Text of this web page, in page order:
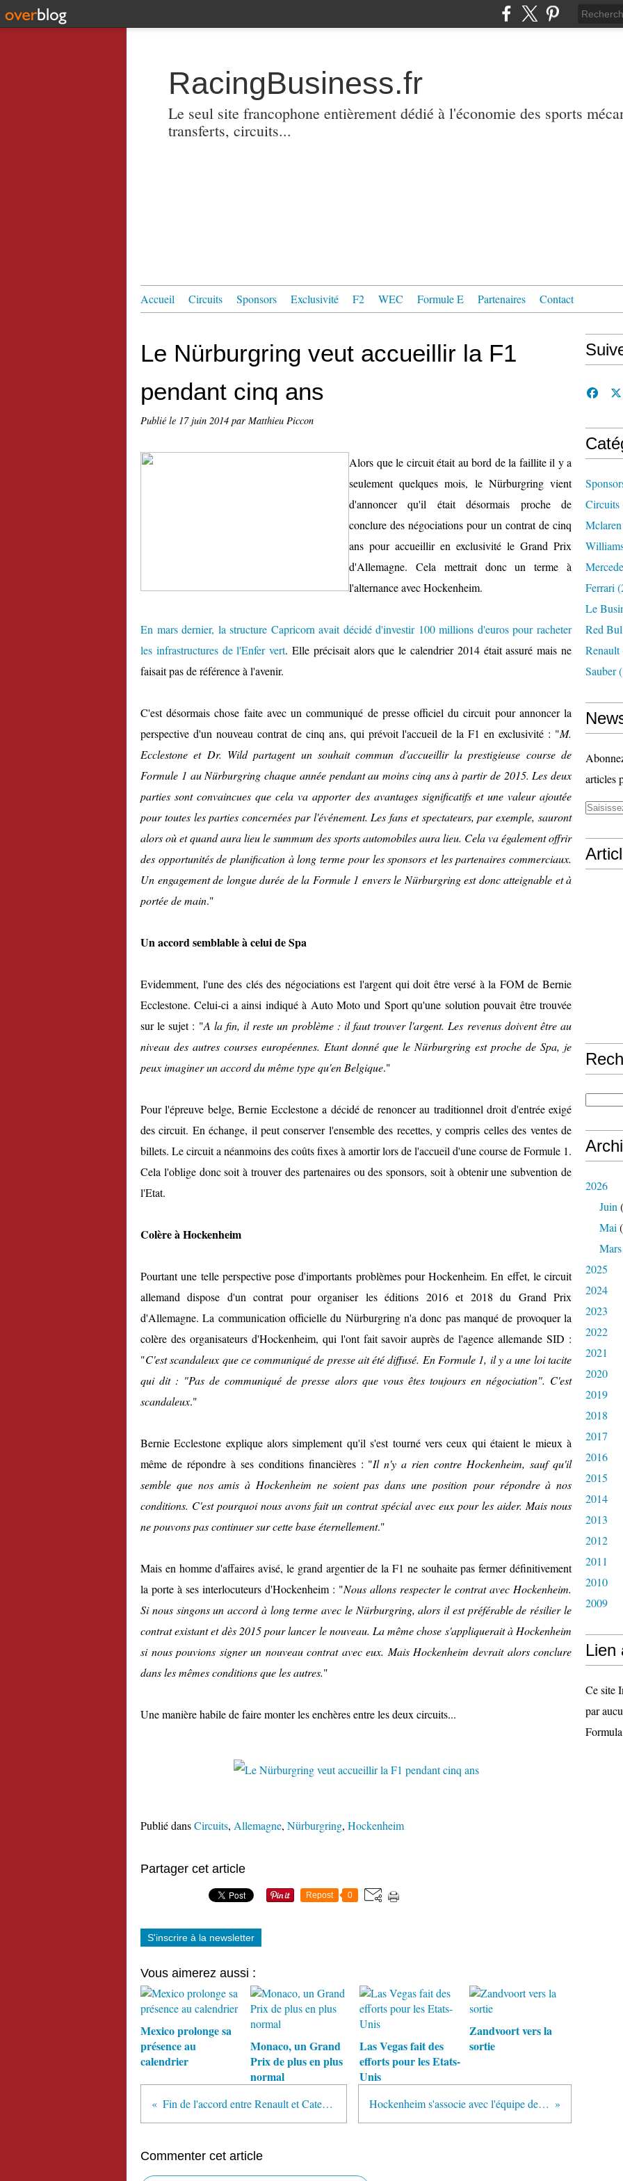
RacingBusiness.fr
Le seul site francophone entièrement dédié à l'économie des sports
transferts, circuits...
Accueil Circuits Sponsors Exclusivité F2 WEC Formule E Partenaires Contact
Le Nürburgring veut accueillir la F1
pendant cinq ans
Publié le 17 juin 2014 par Matthieu Piccon
Alors que le circuit était au bord de la faillite il y a
seulement quelques mois, le Nürburgring vient
d'annoncer qu'il était désormais proche de
conclure des négociations pour un contrat de cinq
ans pour accueillir en exclusivité le Grand Prix
d'Allemagne. Cela mettrait donc un terme à
l'alternance avec Hockenheim.
En mars dernier, la structure Capricorn avait décidé d'investir 100 millions d'euros pour racheter
les infrastructures de l'Enfer vert. Elle précisait alors que le calendrier 2014 était assuré mais ne
faisait pas de référence à l'avenir.
C'est désormais chose faite avec un communiqué de presse officiel du circuit pour annoncer la
perspective d'un nouveau contrat de cinq ans, qui prévoit l'accueil de la F1 en exclusivité : "M.
Ecclestone et Dr. Wild partagent un souhait commun d'accueillir la prestigieuse course de
Formule 1 au Nürburgring chaque année pendant au moins cinq ans à partir de 2015. Les deux
parties sont convaincues que cela va apporter des avantages significatifs et une valeur ajoutée
pour toutes les parties concernées par l'événement. Les fans et spectateurs, par exemple, sauront
alors où et quand aura lieu le summum des sports automobiles aura lieu. Cela va également offrir
des opportunités de planification à long terme pour les sponsors et les partenaires commerciaux.
Un engagement de longue durée de la Formule 1 envers le Nürburgring est donc atteignable et à
portée de main."
Un accord semblable à celui de Spa
Evidemment, l'une des clés des négociations est l'argent qui doit être versé à la FOM de Bernie
Ecclestone. Celui-ci a ainsi indiqué à Auto Moto und Sport qu'une solution pouvait être trouvée
sur le sujet : "A la fin, il reste un problème : il faut trouver l'argent. Les revenus doivent être au
niveau des autres courses européennes. Etant donné que le Nürburgring est proche de Spa, je
peux imaginer un accord du même type qu'en Belgique."
Pour l'épreuve belge, Bernie Ecclestone a décidé de renoncerau traditionnel droit d'entréeexigé
des circuit. En échange, il peut conserver l'ensemble des recettes, y compris cellesdes ventes de
billets. Le circuita néanmoins des coûts fixesà amortir lors de l'accueil d'unecourse de Formule 1.
Cela l'oblige donc soit àtrouver des partenaires ou des sponsors, soit à obtenir une subvention de
l'Etat.
Colère à Hockenheim
Pourtant une telle perspective pose d'importants problèmes pour Hockenheim. En effet, le circuit
allemand dispose d'un contrat pour organiser les éditions 2016 et 2018 du Grand Prix
d'Allemagne. La communication officielle du Nürburgring n'a donc pas manqué de provoquer la
colère des organisateurs d'Hockenheim, qui l'ont fait savoir auprès de l'agence allemande SID :
"C'est scandaleux que ce communiqué de presse ait été diffusé. En Formule 1, il y a une loi tacite
qui dit : "Pas de communiqué de presse alors que vous êtes toujours en négociation". C'est
scandaleux."
Bernie Ecclestone explique alors simplement qu'il s'est tourné vers ceux qui étaient le mieux à
même de répondre à ses conditions financières : "Il n'y a rien contre Hockenheim,sauf qu'il
semble que nos amisà Hockenheim ne soient pas dans une position pour répondre à nos
conditions. C'est pourquoi nous avons fait un contrat spécial avec eux pour les aider. Mais nous
ne pouvons pascontinuersur cette baseéternellement."
Mais en homme d'affaires avisé, le grand argentier de la F1 ne souhaite pas fermer définitivement
la porte à ses interlocuteurs d'Hockenheim : "Nous allons respecter le contrat avec Hockenheim.
Si nous singonsun accord à long terme avec le Nürburgring, alors il est préférable de résilier le
contrat existant et dès 2015 pour lancer le nouveau. La même chose s'appliquerait à Hockenheim
si nous pouvions signer un nouveau contrat avec eux. Mais Hockenheim devrait alors conclure
dans les mêmes conditionsque les autres."
Une manière habile de faire monter les enchères entre les deux circuits...
Publié dansCircuits, Allemagne, Nürburgring, Hockenheim
Partager cet article
Repost 0
S'inscrire à la newsletter
Vous aimerez aussi :
Mexico prolonge sa
présence au
calendrier
Monaco, un Grand
Prix de plus en plus
normal
Las Vegas fait des
efforts pour les Etats-
Unis
Zandvoort vers la
sortie
Fin de l'accord entre Renault et Caterham pour Alpine Hockenheim s'associe avec l'équipe de foot d'Allemagne
Commenter cet article
Circuits
Mclaren
Ferrari
Le
Red
Renault
Sauber
articles
2026
Juin
Mai
Mars
2025
2024
2023
2022
2021
2020
2019
2018
2017
2016
2015
2014
2013
2012
2011
2010
2009
Lien
Ce site
par